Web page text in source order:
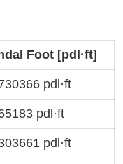
Foot [pdl·ft]
pdl·ft
pdl·ft
pdl·ft